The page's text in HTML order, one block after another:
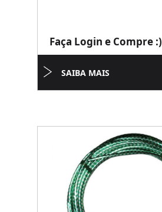
Faça Login e Compre :)
SAIBA MAIS